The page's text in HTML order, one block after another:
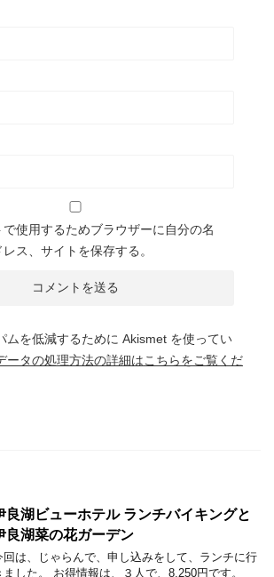
使用するためブラウザーに自分の名
ス、サイトを保存する。
ムを低減するために Akismet を使ってい
ータの処理方法の詳細はこちらをご覧くだ
良湖ビューホテル ランチバイキングと
良湖菜の花ガーデン
回は、じゃらんで、申し込みをして、ランチに行
ました。 お得情報は、３人で、8,250円です。